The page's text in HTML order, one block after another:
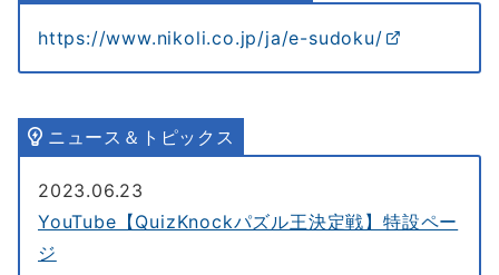
https://www.nikoli.co.jp/ja/e-sudoku/
ニュース＆トピックス
2023.06.23
YouTube【QuizKnockパズル王決定戦】特設ペー
ジ